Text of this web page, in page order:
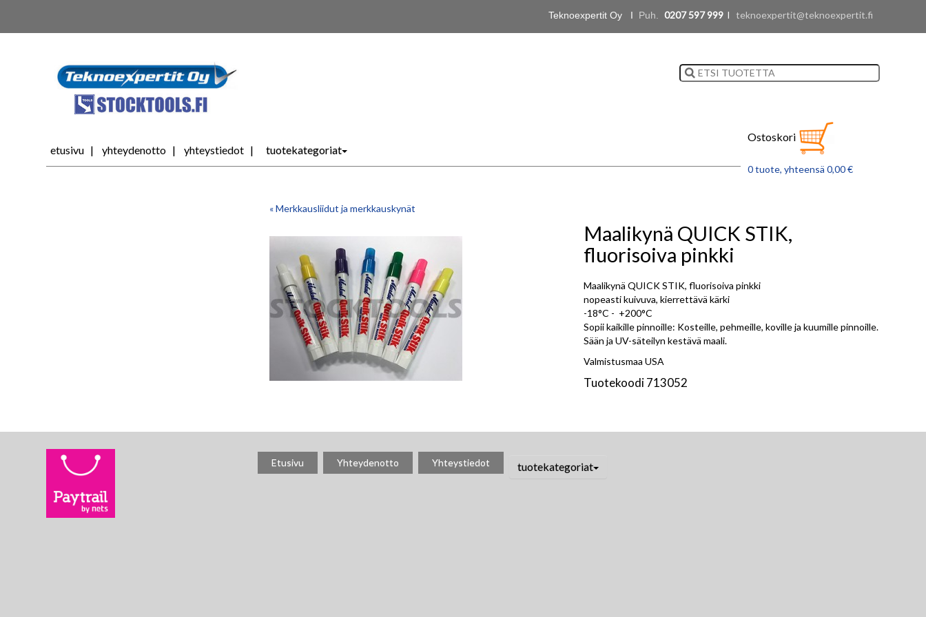
Teknoexpertit Oy I Puh. 0207 597 999l teknoexpertit@teknoexpertit.fi
etusivu yhteydenotto yhteystiedot tuotekategoriat
Ostoskori
0 tuote, yhteensä 0,00 €
« Merkkausliidut ja merkkauskynät
Maalikynä QUICK STIK,
fluorisoiva pinkki
Maalikynä QUICK STIK, fluorisoiva pinkki
nopeasti kuivuva, kierrettävä kärki
-18°C - +200°C
Sopii kaikille pinnoille: Kosteille, pehmeille, koville ja kuumille pinnoille.
Sään ja UV-säteilyn kestävä maali.
Valmistusmaa USA
Tuotekoodi 713052
Etusivu Yhteydenotto Yhteystiedot tuotekategoriat